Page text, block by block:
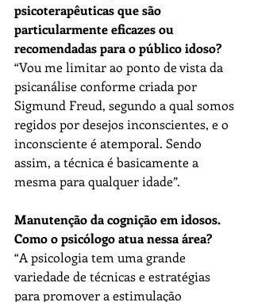
psicoterapêuticas que são
particularmente eficazes ou
recomendadas para o público idoso?
“Vou me limitar ao ponto de vista da
psicanálise conforme criada por
Sigmund Freud, segundo a qual somos
regidos por desejos inconscientes, e o
inconsciente é atemporal. Sendo
assim, a técnica é basicamente a
mesma para qualquer idade”.
Manutenção da cognição em idosos.
Como o psicólogo atua nessa área?
“A psicologia tem uma grande
variedade de técnicas e estratégias
para promover a estimulação